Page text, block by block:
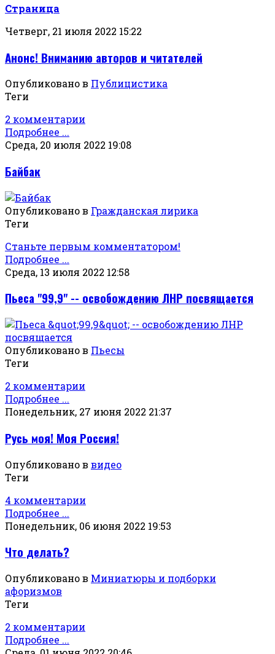
Страница
Четверг, 21 июля 2022 15:22
Анонс! Вниманию авторов и читателей
Опубликовано в Публицистика
Теги
2 комментарии
Подробнее ...
Среда, 20 июля 2022 19:08
Байбак
Опубликовано в Гражданская лирика
Теги
Станьте первым комментатором!
Подробнее ...
Среда, 13 июля 2022 12:58
Пьеса "99,9" -- освобождению ЛНР посвящается
Опубликовано в Пьесы
Теги
2 комментарии
Подробнее ...
Понедельник, 27 июня 2022 21:37
Русь моя! Моя Россия!
Опубликовано в видео
Теги
4 комментарии
Подробнее ...
Понедельник, 06 июня 2022 19:53
Что делать?
Опубликовано в Миниатюры и подборки
афоризмов
Теги
2 комментарии
Подробнее ...